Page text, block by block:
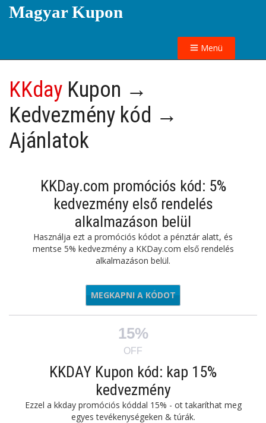
Magyar Kupon
Menü
KKday Kupon →
Kedvezmény kód →
Ajánlatok
KKDay.com promóciós kód: 5%
kedvezmény első rendelés
alkalmazáson belül
Használja ezt a promóciós kódot a pénztár alatt, és
mentse 5% kedvezmény a KKDay.com első rendelés
alkalmazáson belül.
APP5OFF
MEGKAPNI A KÓDOT
15%
OFF
KKDAY Kupon kód: kap 15%
kedvezmény
Ezzel a kkday promóciós kóddal 15% - ot takaríthat meg
egyes tevékenységeken & túrák.